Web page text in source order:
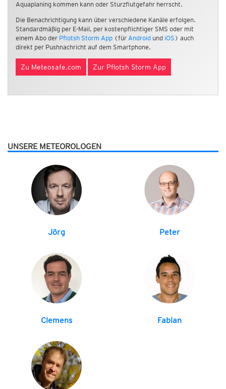
Aquaplaning kommen kann oder Sturzflutgefahr herrscht.
Die Benachrichtigung kann über verschiedene Kanäle erfolgen.
Standardmäßig per E-Mail, per kostenpflichtiger SMS oder mit
einem Abo der Pflotsh Storm App (für Android und iOS ) auch
direkt per Pushnachricht auf dem Smartphone.
Zu Meteosafe.com Zur Pflotsh Storm App
UNSERE METEOROLOGEN
Jörg Peter
Clemens Fabian